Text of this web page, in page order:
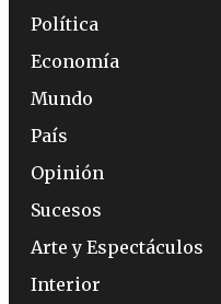
Política
Economía
Mundo
País
Opinión
Sucesos
Arte y Espectáculos
Interior